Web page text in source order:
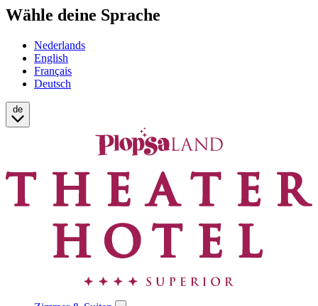
Wähle deine Sprache
Nederlands
English
Français
Deutsch
de